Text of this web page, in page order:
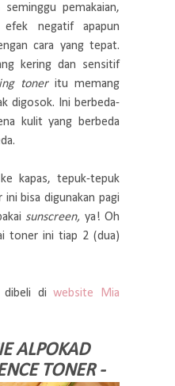
seminggu pemakaian,
negatif apapun
cara yang tepat.
kering dan sensitif
toner itu memang
digosok. Ini berbeda-
kulit yang berbeda
kapas, tepuk-tepuk
ini bisa digunakan pagi
sunscreen, ya! Oh
toner ini tiap 2 (dua)
dibeli diwebsite Mia
ALPOKAD
TONER -